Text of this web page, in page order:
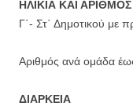
ΗΛΙΚΙΑ ΚΑΙ
Γ΄- Στ΄ Δημοτικού με
Αριθμός ανά ομάδα
ΔΙΑΡΚΕΙΑ